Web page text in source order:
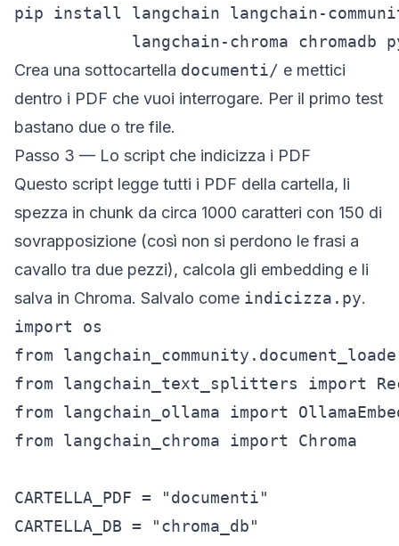
pip install langchain langchain-
langchain-chroma chromadb
Crea una sottocartella documenti/ e mettici
dentro i PDF che vuoi interrogare. Per il primo test
bastano due o tre file.
Passo 3 — Lo script che indicizza i PDF
Questo script legge tutti i PDF della cartella, li
spezza in chunk da circa 1000 caratteri con 150 di
sovrapposizione (così non si perdono le frasi a
cavallo tra due pezzi), calcola gli embedding e li
salva in Chroma. Salvalo come indicizza.py.
import os
from
from langchain_text_splitters import
from langchain_ollama import
from langchain_chroma import Chroma
CARTELLA_PDF = "documenti"
CARTELLA_DB = "chroma_db"